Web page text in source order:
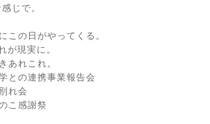
じで。
この日がやってくる。
が現実に。
あれこれ。
との連携事業報告会
れ会
こ感謝祭